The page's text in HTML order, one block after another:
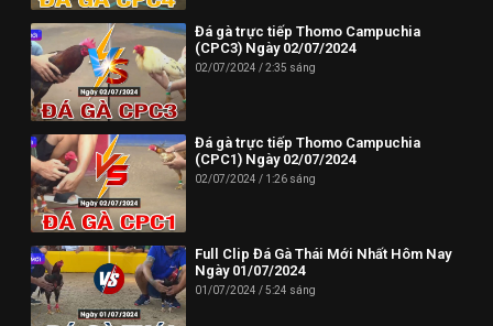
Đá gà trực tiếp Thomo Campuchia
(CPC3) Ngày 02/07/2024
02/07/2024 2:35 sáng
Đá gà trực tiếp Thomo Campuchia
(CPC1) Ngày 02/07/2024
02/07/2024 1:26 sáng
Full Clip Đá Gà Thái Mới Nhất Hôm Nay
Ngày 01/07/2024
01/07/2024 5:24 sáng